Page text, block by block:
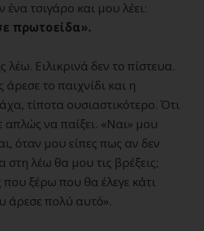
ένα τσιγάρο και μου λέει:
πρωτοείδα».
λέω. Ειλικρινά δεν το πίστευα.
το παιχνίδι και η
τίποτα ουσιαστικότερο. Ότι
απλώς να παίξει. «Ναι» μου
όταν μου είπες πως αν δεν
λέω θα μου τις βρέξεις;
που ξέρω που θα έλεγε κάτι
άρεσε πολύ αυτό».